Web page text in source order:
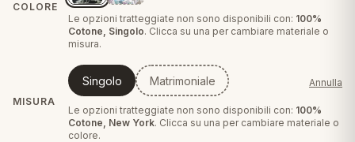
COLORE
Le opzioni tratteggiate non sono disponibili con: 100%
Cotone, Singolo. Clicca su una per cambiare materiale o
misura.
MISURA
Singolo Matrimoniale Annulla
Le opzioni tratteggiate non sono disponibili con: 100%
Cotone, New York. Clicca su una per cambiare materiale o
colore.